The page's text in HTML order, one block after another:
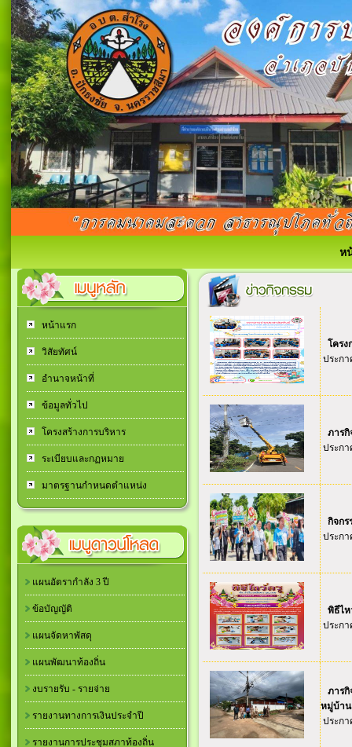
ห
หน้าแรก
วิสัยทัศน์
อำนาจหน้าที่
ข้อมูลทั่วไป
โครงสร้างการบริหาร
ระเบียบและกฏหมาย
มาตรฐานกำหนดตำแหน่ง
แผนอัตรากำลัง 3 ปี
ข้อบัญญัติ
แผนจัดหาพัสดุ
แผนพัฒนาท้องถิ่น
งบรายรับ - รายจ่าย
รายงานทางการเงินประจำปี
รายงานการประชุมสภาท้องถิ่น
โครง
ประกา
ภาร
ประกา
กิจกร
ประกา
พิธีไห
ประกา
ภารกิ
หมู่บ้าน
ประกา